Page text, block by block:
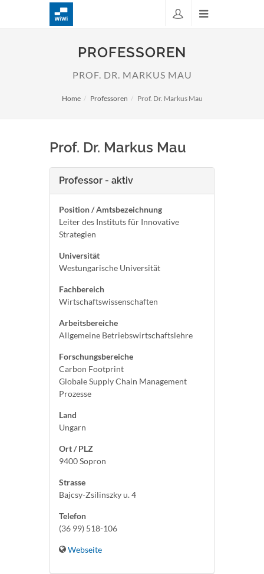
PROFESSOREN
PROF. DR. MARKUS MAU
Home Professoren Prof. Dr. Markus Mau
Prof. Dr. Markus Mau
Professor - aktiv
Position / Amtsbezeichnung
Leiter des Instituts für Innovative
Strategien
Universität
Westungarische Universität
Fachbereich
Wirtschaftswissenschaften
Arbeitsbereiche
Allgemeine Betriebswirtschaftslehre
Forschungsbereiche
Carbon Footprint
Globale Supply Chain Management
Prozesse
Land
Ungarn
Ort / PLZ
9400 Sopron
Strasse
Bajcsy-Zsilinszky u. 4
Telefon
(36 99) 518-106
Webseite